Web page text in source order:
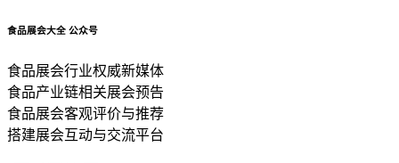
食品展会大全 公众号
食品展会行业权威新媒体
食品产业链相关展会预告
食品展会客观评价与推荐
搭建展会互动与交流平台